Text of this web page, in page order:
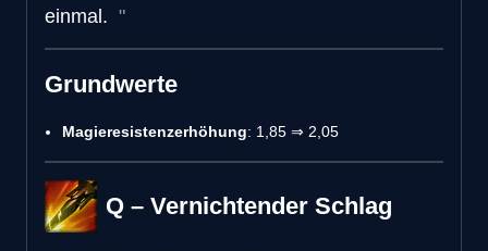
einmal.
Grundwerte
Magieresistenzerhöhung: 1,85 ⇒ 2,05
Q – Vernichtender Schlag